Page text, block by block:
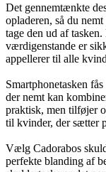
Det gennemtænkte
opladeren, så du
tage den ud af
værdigenstande er
appellerer til alle
Smartphonetasken
der nemt kan
praktisk, men tilføjer
til kvinder, der sætter
Vælg Cadorabos
perfekte blanding af